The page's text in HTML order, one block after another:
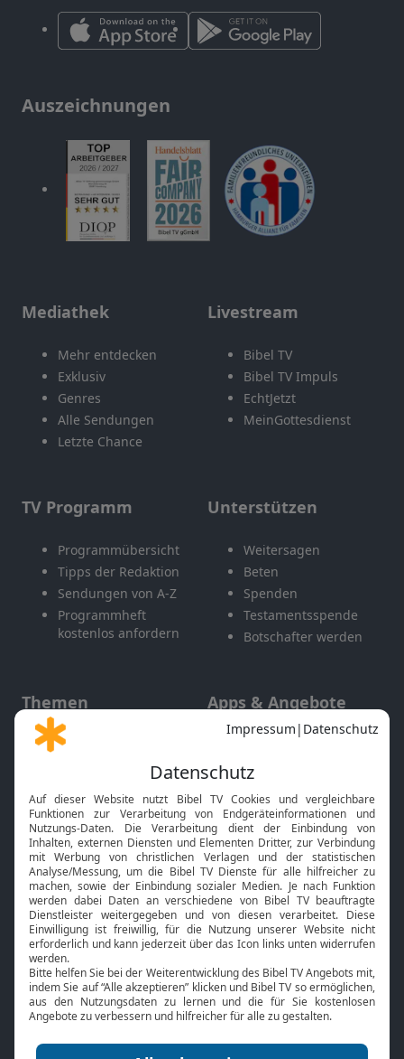
Auszeichnungen
Mediathek
Mehr entdecken
Exklusiv
Genres
Alle Sendungen
Letzte Chance
Livestream
Bibel TV
Bibel TV Impuls
EchtJetzt
MeinGottesdienst
TV Programm
Programmübersicht
Tipps der Redaktion
Sendungen von A-Z
Programmheft
kostenlos anfordern
Unterstützen
Weitersagen
Beten
Spenden
Testamentsspende
Botschafter werden
Themen
Gott und Bibel erklärt
Neuigkeiten
Apps & Angebote
Mobile App
Smart TV
HbbTV
Bibelthek Online-Bibel
Nächster Gottesdienst
Bibel TV
Über uns
Jobs
Mediadaten
Service
Kontakt
TV-Empfang